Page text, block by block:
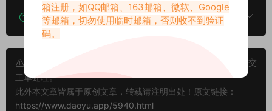
下载的资源如何解压？
申明：本文资源均来源网友分享，若侵犯了您的权限可以提交
工单处理。
此外本文章皆属于原创文章，转载请注明出处！原文链接：
https://www.daoyu.app/5940.html
箱注册，如QQ邮箱、163邮箱、微软、Google
等邮箱，切勿使用临时邮箱，否则收不到验证
码。